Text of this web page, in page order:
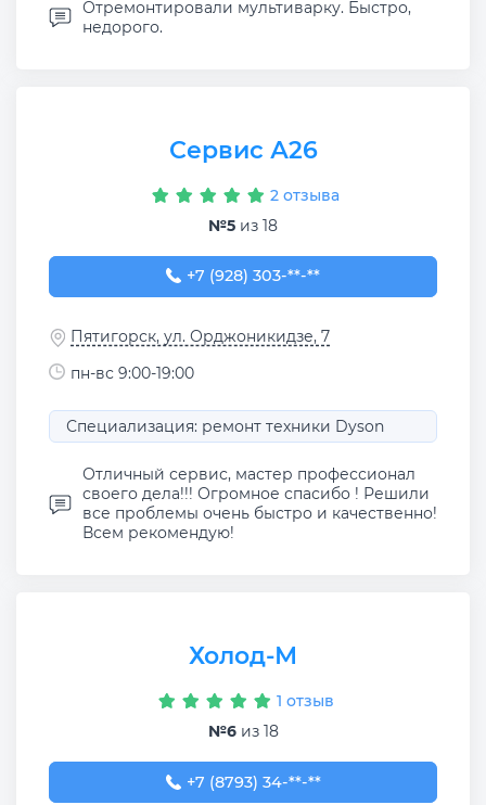
Отремонтировали мультиварку. Быстро,
недорого.
Сервис А26
2 отзыва
№5 из 18
+7 (928) 303-03-08
+7 (928) 303-**-**
Пятигорск, ул. Орджоникидзе, 7
пн-вс 9:00-19:00
Специализация: ремонт техники Dyson
Отличный сервис, мастер профессионал
своего дела!!! Огромное спасибо ! Решили
все проблемы очень быстро и качественно!
Всем рекомендую!
Холод-М
1 отзыв
№6из 18
+7 (8793) 34-08-07
+7 (8793) 34-**-**